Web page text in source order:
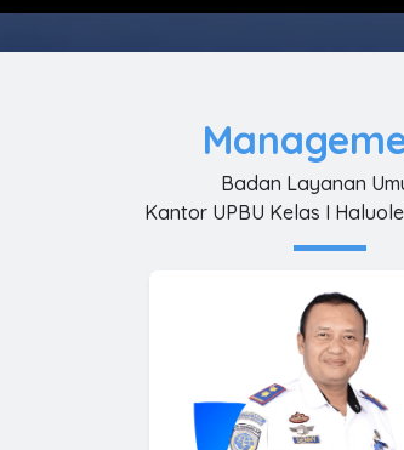
Badan Layanan
Kantor UPBU Kelas I